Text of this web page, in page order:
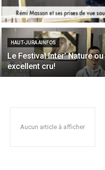
HAUT-JURA AINFOS
Le Festival Inter’ Nature
excellent cru!
Aucun article à afficher